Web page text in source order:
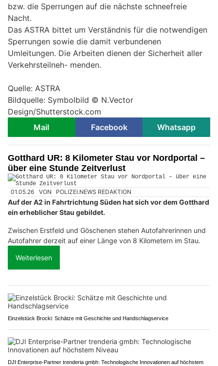
bzw. die Sperrungen auf die nächste schneefreie
Nacht.
Das ASTRA bittet um Verständnis für die notwendigen
Sperrungen sowie die damit verbundenen
Umleitungen. Die Arbeiten dienen der Sicherheit aller
Verkehrsteilneh- menden.
Quelle: ASTRA
Bildquelle: Symbolbild © N.Vector
Design/Shutterstock.com
Mail
Facebook Whatsapp
Gotthard UR: 8 Kilometer Stau vor Nordportal –
über eine Stunde Zeitverlust
01.05.26 VON POLIZEI.NEWS REDAKTION
Auf der A2 in Fahrtrichtung Süden hat sich vor dem Gotthard
ein erheblicher Stau gebildet.
Zwischen Erstfeld und Göschenen stehen Autofahrerinnen und
Autofahrer derzeit auf einer Länge von 8 Kilometern im Stau.
Weiterlesen
Einzelstück Brocki: Schätze mit Geschichte und Handschlagservice
DJI Enterprise-Partner trenderia gmbh: Technologische Innovationen auf höchstem